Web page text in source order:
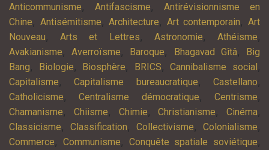
Anticommunisme, Antifascisme, Antirévisionnisme en
Chine, Antisémitisme,Architecture, Art contemporain,Art
Nouveau,Arts et Lettres, Astronomie,Athéisme,
Avakianisme,Averroïsme, Baroque, Bhagavad Gîtâ, Big
Bang, Biologie, Biosphère, BRICS,Cannibalisme social,
Capitalisme,Capitalisme bureaucratique,Castellano,
Catholicisme,Centralisme démocratique,Centrisme,
Chamanisme, Chiisme, Chimie,Christianisme, Cinéma,
Classicisme, Classification, Collectivisme, Colonialisme,
Commerce, Communisme, Conquête spatiale soviétique,